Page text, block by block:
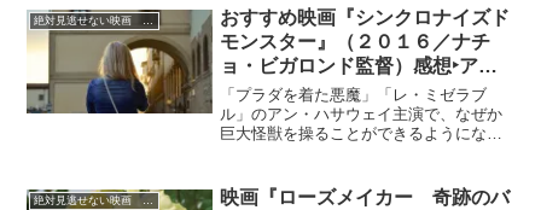
リーの同名小説を原作に、後に「サイド
ウェイ」「ファミリー・ツリー」でアカ
デミー脚色賞を受賞するアレクサンダ
ー・ペインが監督・脚色を手がけまし
た。
おすすめ映画『シンクロナイズド
モンスター』（２０１６／ナチ
ョ・ビガロンド監督）感想‣ア
ン・ハサウェイが酒浸りの“ダメ
女”に！
「プラダを着た悪魔」「レ・ミゼラブ
ル」のアン・ハサウェイ主演で、なぜか
巨大怪獣を操ることができるようになっ
ター映画。
絶対見逃せない映画 おすすめ
映画『ローズメイカー 奇跡のバ